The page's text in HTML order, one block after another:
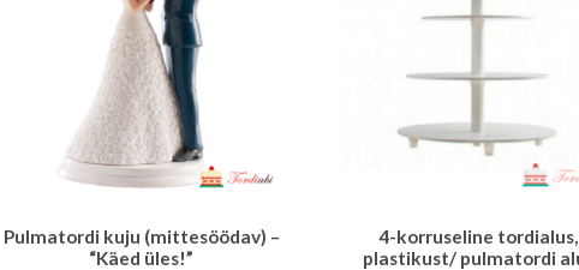
Pulmatordi kuju (mittesöödav) –
“Käed üles!”
4-korruseline tordialus,
plastikust/ pulmatordi